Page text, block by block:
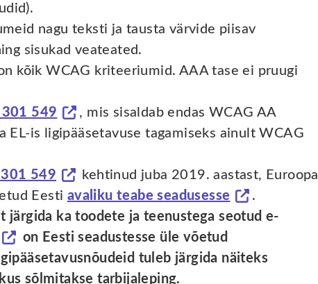
nagu teksti ja tausta värvide piisav
sisukad veateated.
kõik WCAG kriteeriumid. AAA tase ei pruugi
301 549
, mis sisaldab endas WCAG AA
is ligipääsetavuse tagamiseks ainult WCAG
301 549
kehtinud juba 2019. aastast, Euroopa
Eesti avaliku teabe seadusesse
.
järgida ka toodete ja teenustega seotud e-
on Eesti seadustesse üle võetud
tuleb järgida näiteks
sõlmitakse tarbijaleping.